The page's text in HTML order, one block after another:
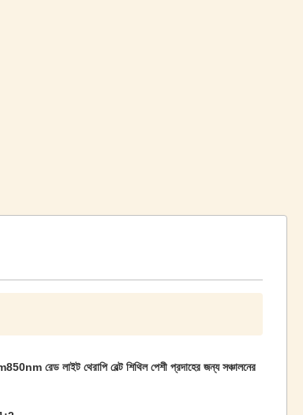
রেড লাইট থেরাপি বেল্ট শিথিল পেশী প্রদাহের জন্য সঞ্চালনের